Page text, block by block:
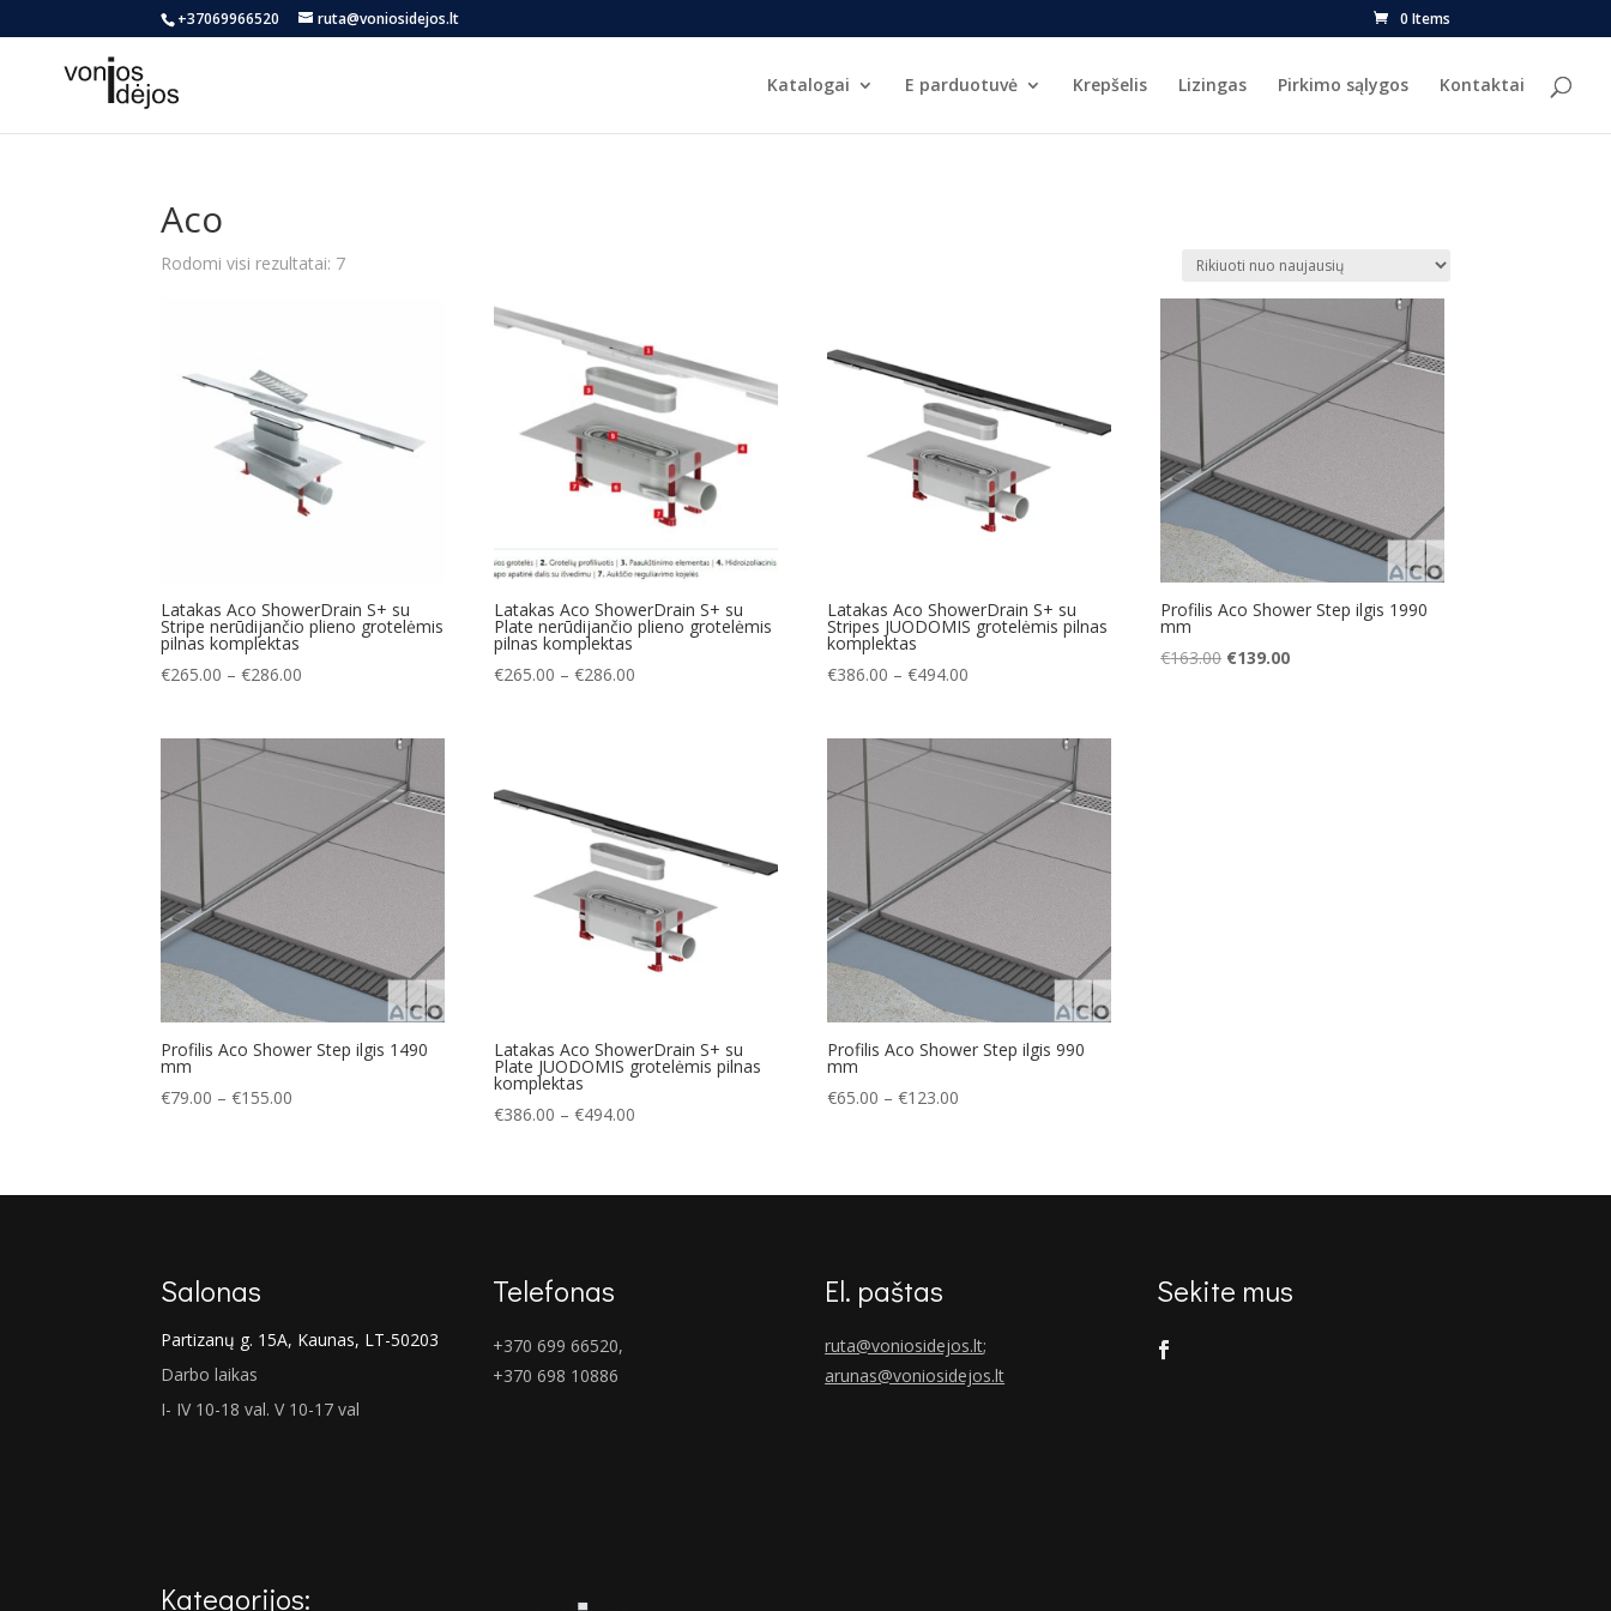
+37069966520 ruta@voniosidejos.lt 0 Items
Katalogai E parduotuvė Krepšelis Lizingas Pirkimo sąlygos Kontaktai
Aco
Rodomi visi rezultatai: 7Rūšiuojama
Latakas Aco ShowerDrain S+ su
Stripe nerūdijančio plieno grotelėmis
pilnas komplektas
€265.00 – €286.00
through
Latakas Aco ShowerDrain S+ su
Plate nerūdijančio plieno grotelėmis
pilnas komplektas
€265.00 – €286.00
Latakas Aco ShowerDrain S+ su
Stripes JUODOMIS grotelėmis pilnas
komplektas
€386.00 – €494.00
through
Profilis Aco Shower Step ilgis 1990
mm
€163.00 Original
€139.00Current
Profilis Aco Shower Step ilgis 1490
mm
€79.00 – €155.00
Latakas Aco ShowerDrain S+ su
Plate JUODOMIS grotelėmis pilnas
komplektas
€386.00 – €494.00
through
Profilis Aco Shower Step ilgis 990
mm
€65.00 – €123.00
Salonas
Partizanų g. 15A, Kaunas, LT-50203
Darbo laikas
I- IV 10-18 val. V 10-17 val
Telefonas
+370 699 66520,
+370 698 10886
El. paštas
ruta@voniosidejos.lt;
arunas@voniosidejos.lt
Sekite mus
Kategorijos: